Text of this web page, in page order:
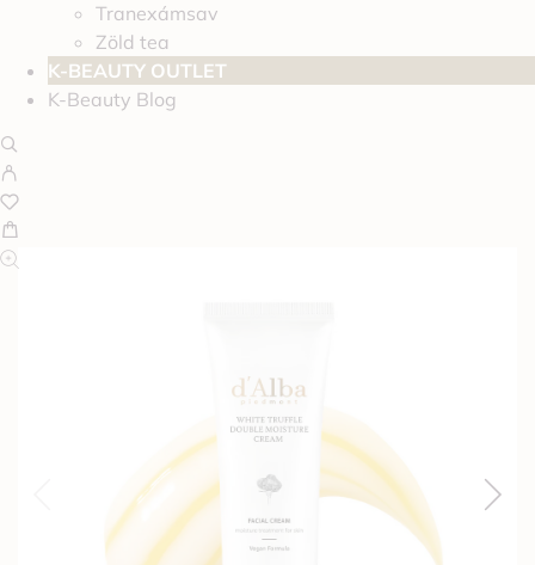
Tranexámsav
Zöld tea
K-BEAUTY OUTLET
K-Beauty Blog